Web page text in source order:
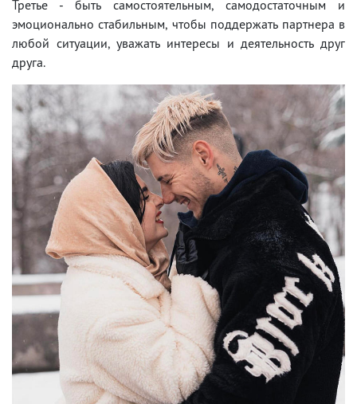
Третье - быть самостоятельным, самодостаточным и
эмоционально стабильным, чтобы поддержать партнера в
любой ситуации, уважать интересы и деятельность друг
друга.